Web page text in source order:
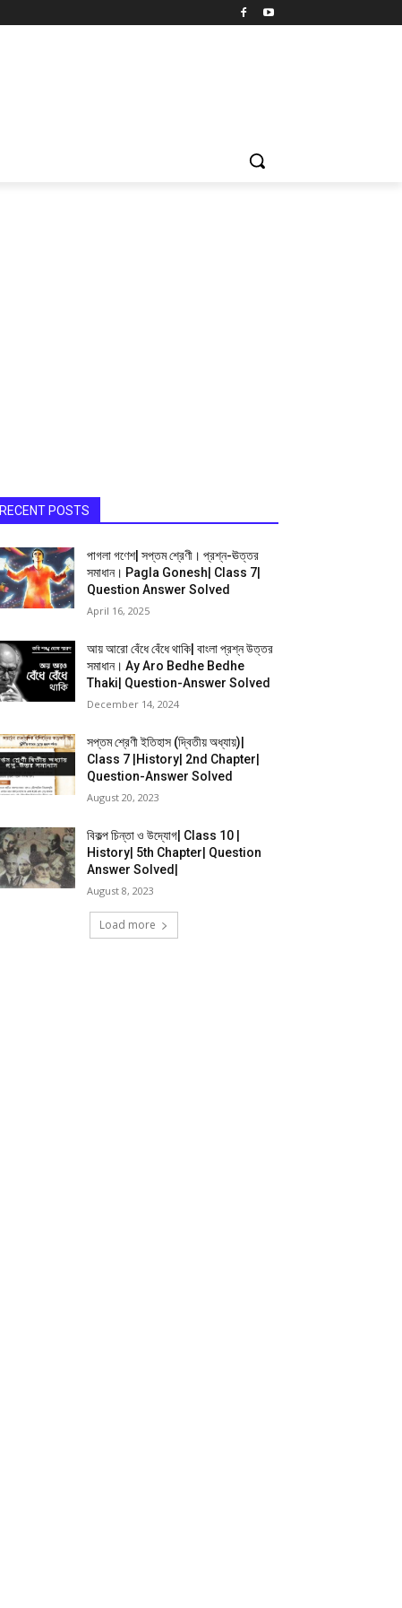
RECENT POSTS
পাগলা গণেশ| সপ্তম শ্রেণী। প্রশ্ন-ঊত্তর
সমাধান। Pagla Gonesh| Class 7|
Question Answer Solved
April 16, 2025
আয় আরো বেঁধে বেঁধে থাকি| বাংলা প্রশ্ন উত্তর
সমাধান। Ay Aro Bedhe Bedhe
Thaki| Question-Answer Solved
December 14, 2024
সপ্তম শ্রেণী ইতিহাস (দ্বিতীয় অধ্যায়)|
Class 7 |History| 2nd Chapter|
Question-Answer Solved
August 20, 2023
বিকল্প চিন্তা ও উদ্যোগ| Class 10 |
History| 5th Chapter| Question
Answer Solved|
August 8, 2023
Load more